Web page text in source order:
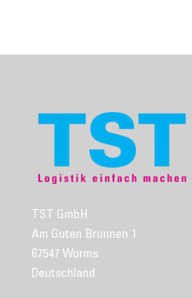
TST GmbH
Am Guten Brunnen 1
67547 Worms
Deutschland